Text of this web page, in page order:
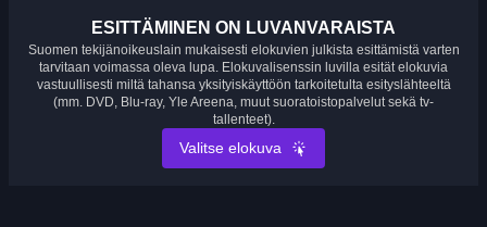
ESITTÄMINEN ON LUVANVARAISTA
Suomen tekijänoikeuslain mukaisesti elokuvien julkista esittämistä varten
tarvitaan voimassa oleva lupa. Elokuvalisenssin luvilla esität elokuvia
vastuullisesti miltä tahansa yksityiskäyttöön tarkoitetulta esityslähteeltä
(mm. DVD, Blu-ray, Yle Areena, muut suoratoistopalvelut sekä tv-
tallenteet).
Valitse elokuva